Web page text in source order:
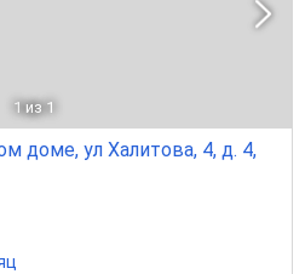
1 из 1
доме, ул Халитова, 4, д. 4,